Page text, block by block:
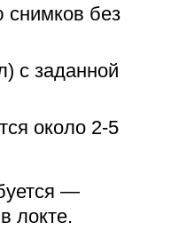
снимков без
с заданной
около 2-5
—
локте.